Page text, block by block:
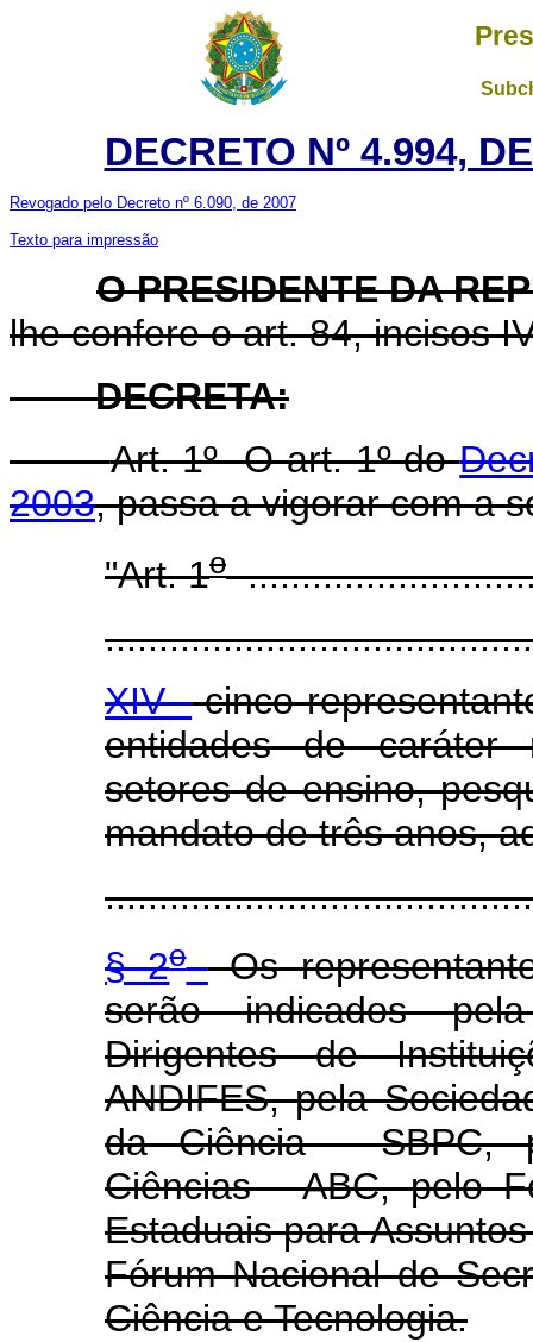
DECRETO Nº 4.994,
Revogado pelo Decreto nº 6.090, de 2007
Texto para impressão
O PRESIDENTE DA
lhe confere o art. 84, incisos
DECRETA:
Art. 1º O art. 1º do
2003, passa a vigorar com a
"Art. 1o
XIV -cinco
entidades de caráter
setores de ensino,
mandato de três anos,
§ 2o
Os
serão indicados
Dirigentes de
ANDIFES, pela
da Ciência - SBPC,
Ciências - ABC, pelo
Estaduais para
Fórum Nacional de
Ciência e Tecnologia.